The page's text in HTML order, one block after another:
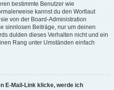
bestimmte Benutzer wie
kannst du den Wortlaut
von der Board-Administration
sinnlosen Beiträge, nur um deinen
dulden dieses Verhalten nicht und ein
Rang unter Umständen einfach
E-Mail-Link klicke, werde ich